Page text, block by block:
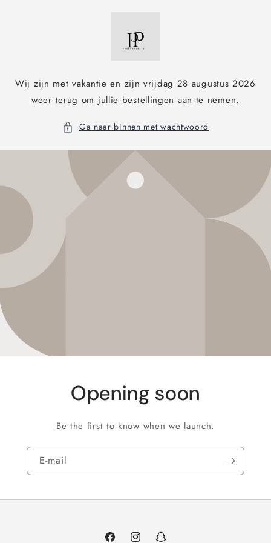
Wij zijn met vakantie en zijn vrijdag 28 augustus 2026
weer terug om jullie bestellingen aan te nemen.
Ga naar binnen met wachtwoord
Opening soon
Be the first to know when we launch.
E‑mail